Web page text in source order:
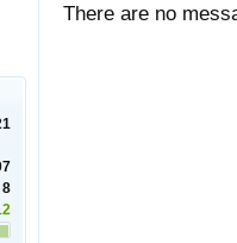
8
There are no